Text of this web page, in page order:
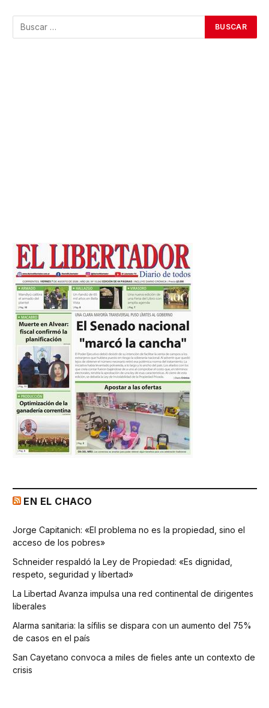
EN EL CHACO
Jorge Capitanich: «El problema no es la propiedad, sino el
acceso de los pobres»
Schneider respaldó la Ley de Propiedad: «Es dignidad,
respeto, seguridad y libertad»
La Libertad Avanza impulsa una red continental de dirigentes
liberales
Alarma sanitaria: la sífilis se dispara con un aumento del 75%
de casos en el país
San Cayetano convoca a miles de fieles ante un contexto de
crisis